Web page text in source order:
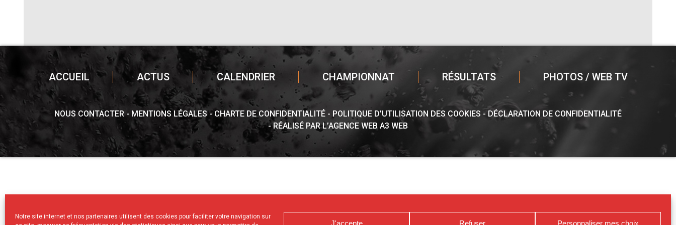
Notre site internet et nos partenaires utilisent des cookies pour faciliter votre navigation sur
J'accepte Refuser Personnaliser mes choix
ACCUEIL ACTUS CALENDRIER CHAMPIONNAT RÉSULTATS PHOTOS / WEB TV
NOUS CONTACTER MENTIONS LÉGALES CHARTE DE CONFIDENTIALITÉ POLITIQUE D’UTILISATION DES COOKIES
DÉCLARATION DE CONFIDENTIALITÉ
RÉALISÉ PAR L’AGENCE WEB A3 WEB